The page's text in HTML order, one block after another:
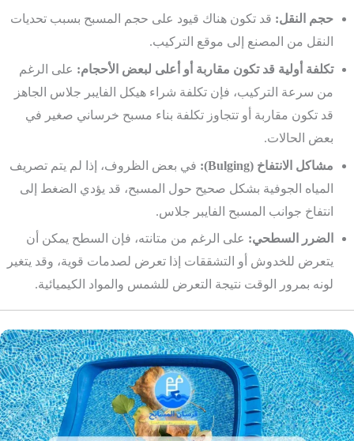
حجم النقل: قد تكون هناك قيود على حجم المسبح بسبب تحديات
النقل من المصنع إلى موقع التركيب.
تكلفة أولية قد تكون مقاربة أو أعلى لبعض الأحجام: على الرغم
من سرعة التركيب، فإن تكلفة شراء هيكل الفايبر جلاس الجاهز
قد تكون مقاربة أو تتجاوز تكلفة بناء مسبح خرساني صغير في
بعض الحالات.
مشاكل الانتفاخ (Bulging):
في بعض الظروف، إذا لم يتم تصريف
المياه الجوفية بشكل صحيح حول المسبح، قد يؤدي الضغط إلى
انتفاخ جوانب المسبح الفايبر جلاس.
الضرر السطحي: على الرغم من متانته، فإن السطح يمكن أن
يتعرض للخدوش أو التشققات إذا تعرض لصدمات قوية، وقد يتغير
لونه بمرور الوقت نتيجة التعرض للشمس والمواد الكيميائية.